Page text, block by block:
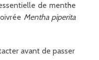
de menthe
Mentha piperita
avant de passer